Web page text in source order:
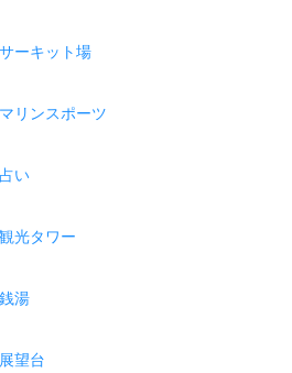
ーキット場
リンスポーツ
い
光タワー
湯
望台